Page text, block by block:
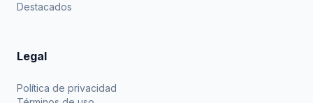
Destacados
Legal
Política de privacidad